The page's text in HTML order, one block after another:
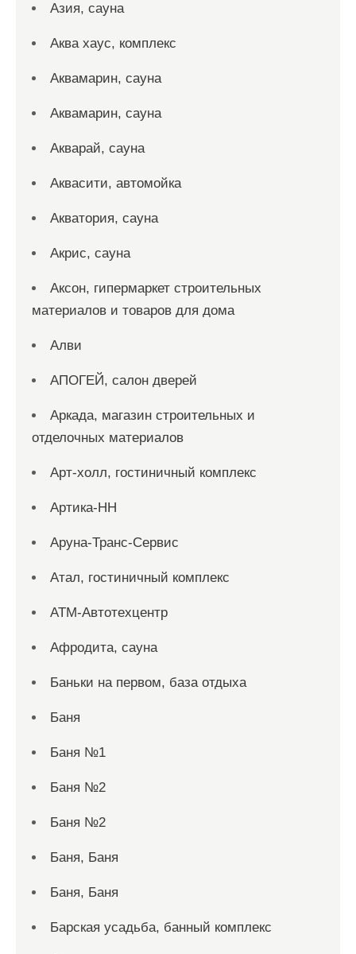
Азия, сауна
Аква хаус, комплекс
Аквамарин, сауна
Аквамарин, сауна
Акварай, сауна
Аквасити, автомойка
Акватория, сауна
Акрис, сауна
Аксон, гипермаркет строительных
материалов и товаров для дома
Алви
АПОГЕЙ, салон дверей
Аркада, магазин строительных и
отделочных материалов
Арт-холл, гостиничный комплекс
Артика-НН
Аруна-Транс-Сервис
Атал, гостиничный комплекс
АТМ-Автотехцентр
Афродита, сауна
Баньки на первом, база отдыха
Баня
Баня №1
Баня №2
Баня №2
Баня, Баня
Баня, Баня
Барская усадьба, банный комплекс